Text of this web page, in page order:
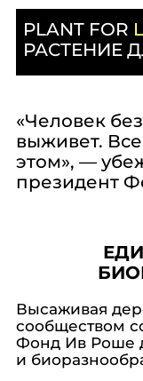
PLANT FOR
РАСТЕНИЕ
«Человек
выживет.
этом», —
президент
Высаживая
сообществом
Фонд Ив Роше
и